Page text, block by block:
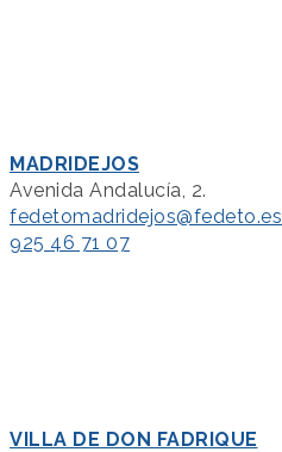
MADRIDEJOS
Avenida Andalucía, 2.
fedetomadridejos@fedeto.es
925 46 71 07
VILLA DE DON FADRIQUE